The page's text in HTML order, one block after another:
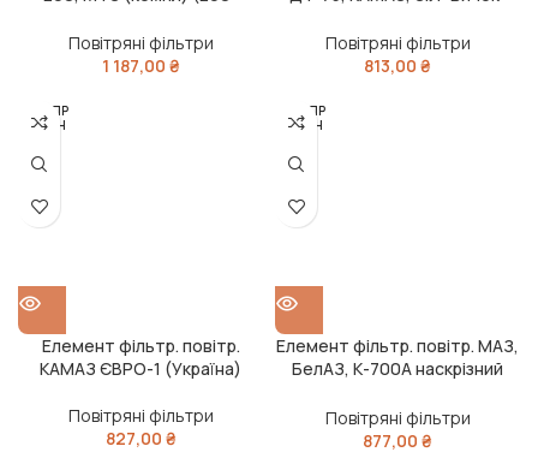
Повітряні фільтри
1 187,00 ₴
Повітряні фільтри
813,00 ₴
РОЗПР
ОДАН
Елемент фільтр. повітр.
КАМАЗ ЄВРО-1 (Україна)
Повітряні фільтри
827,00 ₴
РОЗПР
ОДАН
Елемент фільтр. повітр. МАЗ,
БелАЗ, К-700А наскрізний
(Україна)
Повітряні фільтри
877,00 ₴